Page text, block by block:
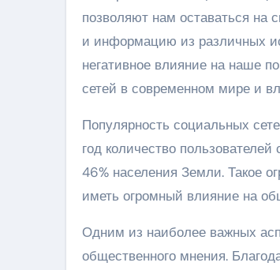
позволяют нам оставаться на
и информацию из различных
негативное влияние на наше
сетей в современном мире и
Популярность социальных
год количество
46% населения Земли. Такое
иметь огромный влияние на
Одним из наиболее важных
общественного мнения.